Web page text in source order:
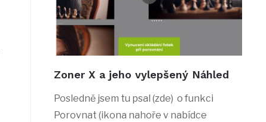
Zoner X a jeho vylepšený Náhled
Posledně jsem tu psal (zde) o funkci
Porovnat (ikona nahoře v nabídce